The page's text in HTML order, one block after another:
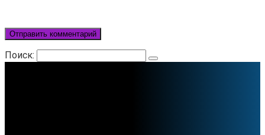
Поиск: